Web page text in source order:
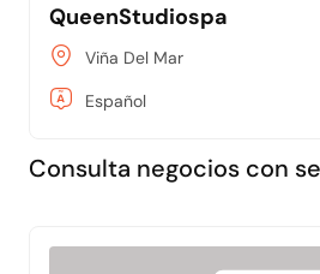
QueenStudiospa
Viña Del Mar
Español
Consulta negocios con